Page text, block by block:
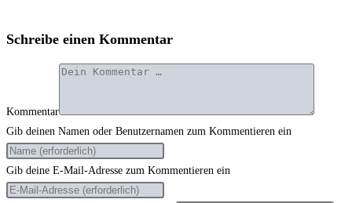
Schreibe einen Kommentar
Kommentar
Gib deinen Namen oder Benutzernamen zum Kommentieren ein
Gib deine E-Mail-Adresse zum Kommentieren ein